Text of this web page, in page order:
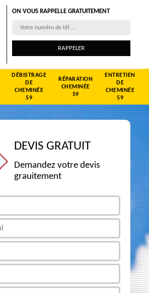
ON VOUS RAPPELLE GRATUITEMENT
DÉBISTRAGE
DE
CHEMINÉE
59
RÉPARATION
CHEMINÉE
59
ENTRETIEN
DE
CHEMINÉE
59
DEVIS GRATUIT
Demandez votre devis
grauitement